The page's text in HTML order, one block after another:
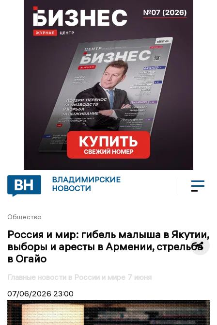
ВЛАДИМИРСКИЕ
НОВОСТИ
Общество
Россия и мир: гибель малыша в Якутии,
выборы и аресты в Армении, стрельба
в Огайо
Главные новости в России и мире 7 июня
07/06/2026 23:00